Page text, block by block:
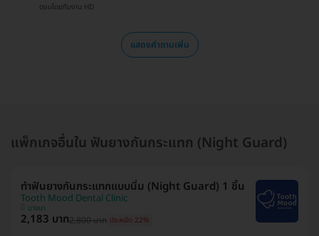
ตอบโดยทีมงาน HD
แสดงคำถามเพิ่ม
แพ็กเกจอื่นใน ฟันยางกันกระแทก (Night Guard)
ทำฟันยางกันกระแทกแบบนิ่ม (Night Guard) 1 ชิ้น
Tooth Mood Dental Clinic
บางนา
2,183 บาท2,800 บาท ประหยัด 22%